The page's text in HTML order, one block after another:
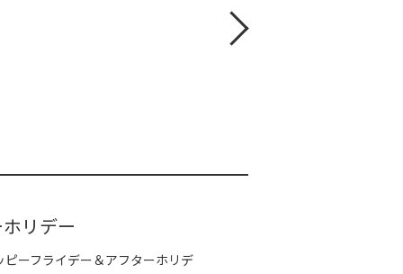
リデー
ーフライデー＆アフターホリデ